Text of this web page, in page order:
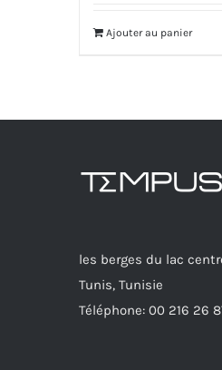
Ajouter au panier
les berges du lac
Tunis, Tunisie
Téléphone: 00 216 26